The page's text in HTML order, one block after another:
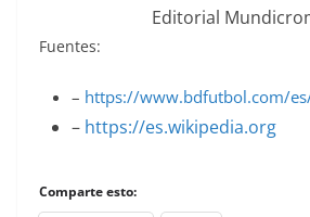
Editorial
Fuentes:
– https://www.bdfutbol.com/
– https://es.wikipedia.org
Comparte esto: